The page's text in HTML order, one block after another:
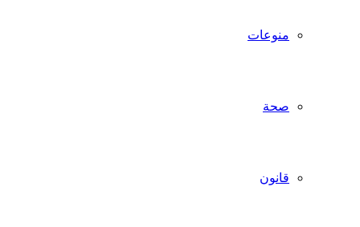
منوعات
صحة
قانون